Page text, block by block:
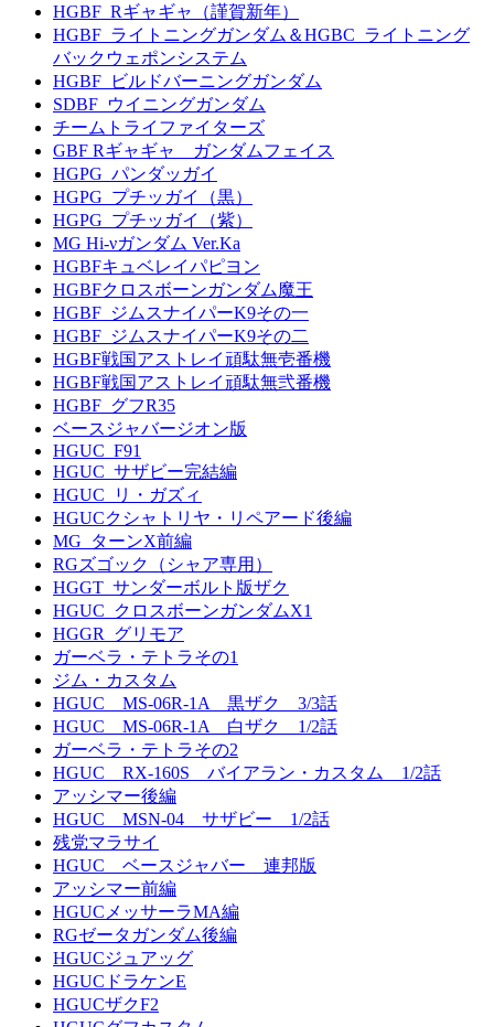
HGBF_Rギャギャ（謹賀新年）
HGBF_ライトニングガンダム＆HGBC_ライトニング
バックウェポンシステム
HGBF_ビルドバーニングガンダム
SDBF_ウイニングガンダム
チームトライファイターズ
GBF Rギャギャ ガンダムフェイス
HGPG_パンダッガイ
HGPG_プチッガイ（黒）
HGPG_プチッガイ（紫）
MG Hi-νガンダム Ver.Ka
HGBFキュベレイパピヨン
HGBFクロスボーンガンダム魔王
HGBF_ジムスナイパーK9その一
HGBF_ジムスナイパーK9その二
HGBF戦国アストレイ頑駄無壱番機
HGBF戦国アストレイ頑駄無弐番機
HGBF_グフR35
ベースジャバージオン版
HGUC_F91
HGUC_サザビー完結編
HGUC_リ・ガズィ
HGUCクシャトリヤ・リペアード後編
MG_ターンX前編
RGズゴック（シャア専用）
HGGT_サンダーボルト版ザク
HGUC_クロスボーンガンダムX1
HGGR_グリモア
ガーベラ・テトラその1
ジム・カスタム
HGUC MS-06R-1A 黒ザク 3/3話
HGUC MS-06R-1A 白ザク 1/2話
ガーベラ・テトラその2
HGUC RX-160S バイアラン・カスタム 1/2話
アッシマー後編
HGUC MSN-04 サザビー 1/2話
残党マラサイ
HGUC ベースジャバー 連邦版
アッシマー前編
HGUCメッサーラMA編
RGゼータガンダム後編
HGUCジュアッグ
HGUCドラケンE
HGUCザクF2